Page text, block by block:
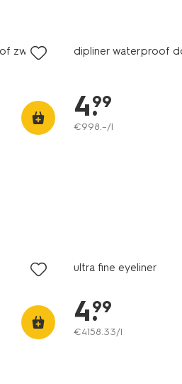
zwart dipliner waterproof
4.
99
€998.–/l
ultra fine eyeliner
4.
99
€4158.33/l